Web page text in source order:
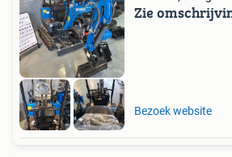
Zie
Bezoek website